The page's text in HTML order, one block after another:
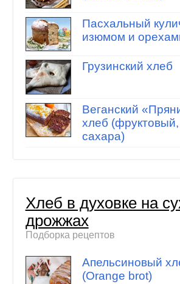
Пасхальный
изюмом и
Грузинский хлеб
Веганский
хлеб (фруктовый,
сахара)
Хлеб в духовке на
дрожжах
Подборка рецептов
Апельсиновый
(Orange brot)